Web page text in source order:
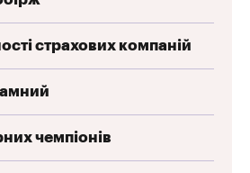
страхових компаній
чемпіонів